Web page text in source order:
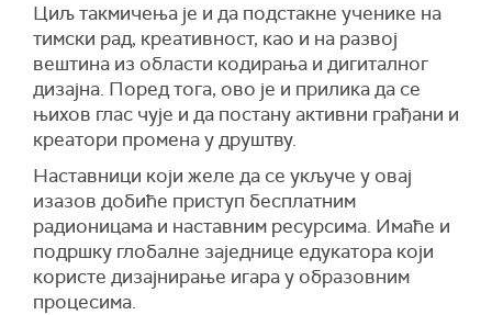
Циљ такмичења је и да подстакне ученике на
тимски рад, креативност, као и на развој
вештина из области кодирања и дигиталног
дизајна. Поред тога, ово је и прилика да се
њихов глас чује и да постану активни грађани и
креатори промена у друштву.
Наставници који желе да се укључе у овај
изазов добиће приступ бесплатним
радионицама и наставним ресурсима. Имаће и
подршку глобалне заједнице едукатора који
користе дизајнирање игара у образовним
процесима.